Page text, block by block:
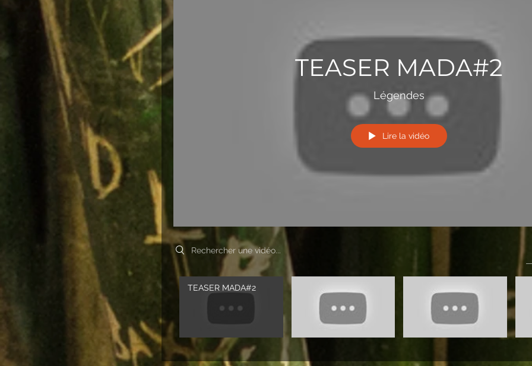
TEASER MADA#2
Légendes
Lire la vidéo
Search videos
TEASER MADA#2